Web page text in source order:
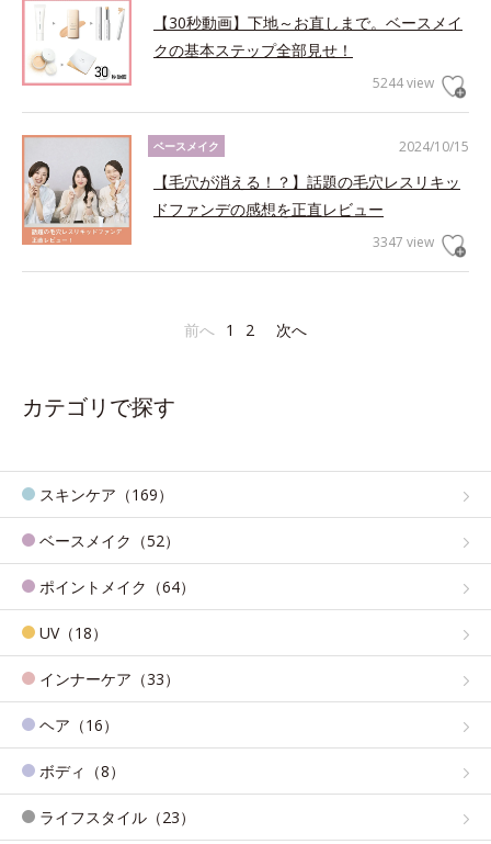
【30秒動画】下地～お直しまで。ベースメイ
クの基本ステップ全部見せ！
5244 view
2024/10/15
ベースメイク
【毛穴が消える！？】話題の毛穴レスリキッ
ドファンデの感想を正直レビュー
3347 view
前へ 1 2 次へ
カテゴリで探す
スキンケア（169）
ベースメイク（52）
ポイントメイク（64）
UV（18）
インナーケア（33）
ヘア（16）
ボディ（8）
ライフスタイル（23）